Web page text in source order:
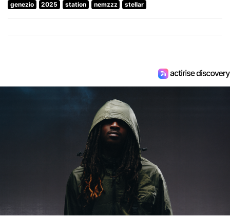
genezio
2025 station nemzzz stellar